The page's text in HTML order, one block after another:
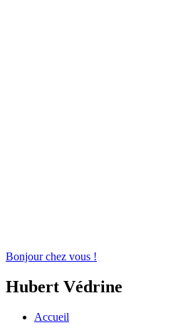
Bonjour chez vous !
Hubert Védrine
Accueil